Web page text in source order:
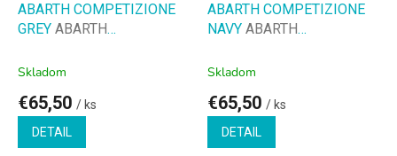
ABARTH COMPETIZIONE
GREY ABARTH
EN347 O2
Skladom
€65,50 / ks
DETAIL
ABARTH COMPETIZIONE
NAVY ABARTH
EN347 O2
Skladom
€65,50 / ks
DETAIL